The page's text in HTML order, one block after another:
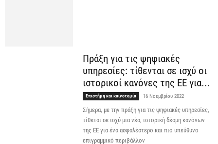
Πράξη για τις ψηφιακές
υπηρεσίες: τίθενται σε ισχύ οι
ιστορικοί κανόνες της ΕΕ για...
Επιστήμη και καινοτομία 16 Νοεμβρίου 2022
Σήμερα, με την πράξη για τις ψηφιακές υπηρεσίες,
τίθεται σε ισχύ μια νέα, ιστορική δέσμη κανόνων
της ΕΕ για ένα ασφαλέστερο και πιο υπεύθυνο
επιγραμμικό περιβάλλον